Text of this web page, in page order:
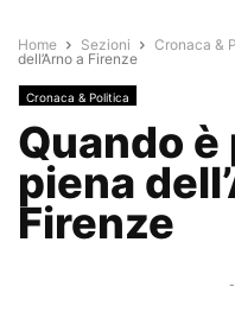
Home Sezioni Cronaca &
dell’Arno a Firenze
Cronaca & Politica
Quando
piena
Firenze